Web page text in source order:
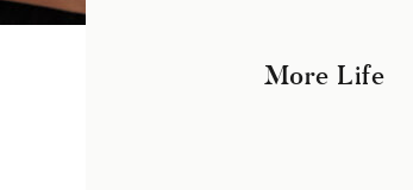
More Life